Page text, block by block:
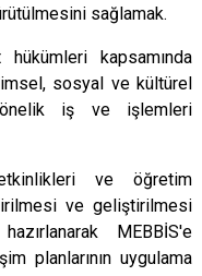
sağlamak.
kapsamında
sosyal ve kültürel
iş ve işlemleri
ve öğretim
ve geliştirilmesi
MEBBİS'e
planlarının uygulama